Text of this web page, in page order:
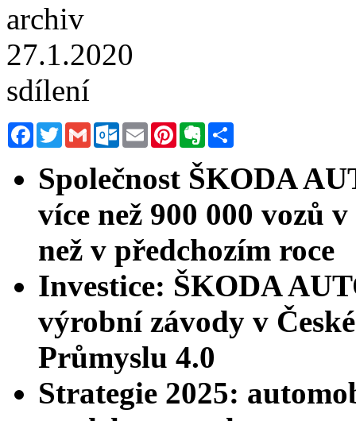
archiv
27.1.2020
sdílení
FacebookTwitterGmail Outlook.com
Email PinterestEvernote
Společnost ŠKODA
více než 900 000 vozů
než v předchozím roce
Investice: ŠKODA
výrobní závody v
Průmyslu 4.0
Strategie 2025: